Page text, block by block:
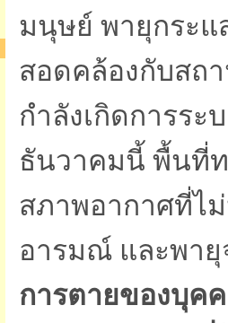
มนุษย์ พายุกระแ
สอดคล้องกับสถ
กำลังเกิดการร
ธันวาคมนี้ พื้นที่
สภาพอากาศที่ไ
อารมณ์ และพายุ
การตายของบุค